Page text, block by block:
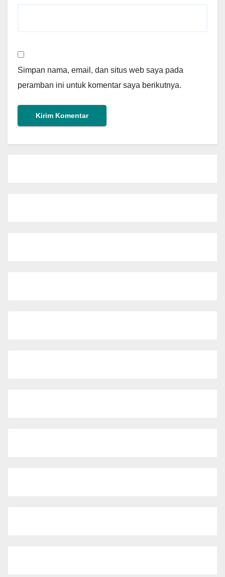
Simpan nama, email, dan situs web saya pada
peramban ini untuk komentar saya berikutnya.